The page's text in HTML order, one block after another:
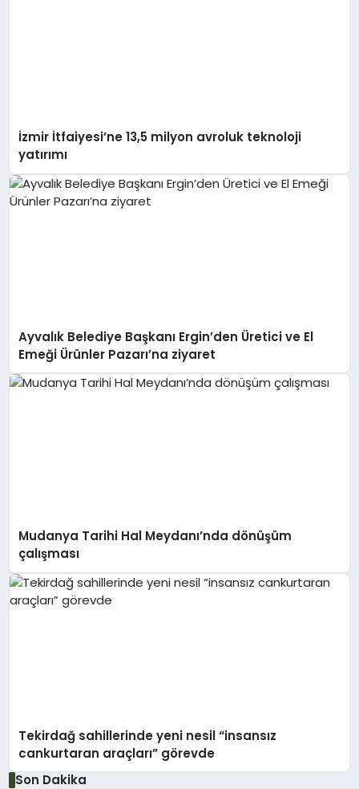
İzmir İtfaiyesi’ne 13,5 milyon avroluk teknoloji
yatırımı
Ayvalık Belediye Başkanı Ergin’den Üretici ve El
Emeği Ürünler Pazarı’na ziyaret
Mudanya Tarihi Hal Meydanı’nda dönüşüm
çalışması
Tekirdağ sahillerinde yeni nesil “insansız
cankurtaran araçları” görevde
Son Dakika